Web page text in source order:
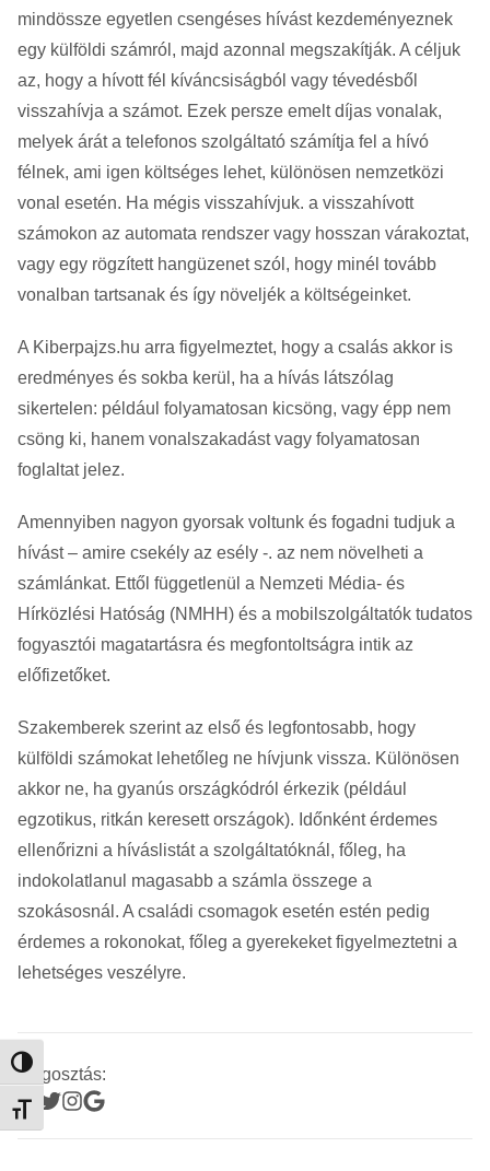
Nagy kontraszt váltása
Betűméret váltása
mindössze egyetlen csengéses hívást kezdeményeznek
egy külföldi számról, majd azonnal megszakítják. A céljuk
az, hogy a hívott fél kíváncsiságból vagy tévedésből
visszahívja a számot. Ezek persze emelt díjas vonalak,
melyek árát a telefonos szolgáltató számítja fel a hívó
félnek, ami igen költséges lehet, különösen nemzetközi
vonal esetén. Ha mégis visszahívjuk. a visszahívott
számokon az automata rendszer vagy hosszan várakoztat,
vagy egy rögzített hangüzenet szól, hogy minél tovább
vonalban tartsanak és így növeljék a költségeinket.
A Kiberpajzs.hu arra figyelmeztet, hogy a csalás akkor is
eredményes és sokba kerül, ha a hívás látszólag
sikertelen: például folyamatosan kicsöng, vagy épp nem
csöng ki, hanem vonalszakadást vagy folyamatosan
foglaltat jelez.
Amennyiben nagyon gyorsak voltunk és fogadni tudjuk a
hívást – amire csekély az esély -. az nem növelheti a
számlánkat. Ettől függetlenül a Nemzeti Média- és
Hírközlési Hatóság (NMHH) és a mobilszolgáltatók tudatos
fogyasztói magatartásra és megfontoltságra intik az
előfizetőket.
Szakemberek szerint az első és legfontosabb, hogy
külföldi számokat lehetőleg ne hívjunk vissza. Különösen
akkor ne, ha gyanús országkódról érkezik (például
egzotikus, ritkán keresett országok). Időnként érdemes
ellenőrizni a híváslistát a szolgáltatóknál, főleg, ha
indokolatlanul magasabb a számla összege a
szokásosnál. A családi csomagok esetén estén pedig
érdemes a rokonokat, főleg a gyerekeket figyelmeztetni a
lehetséges veszélyre.
Megosztás: